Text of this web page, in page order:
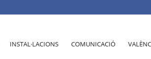
INSTAL·LACIONS COMUNICACIÓ